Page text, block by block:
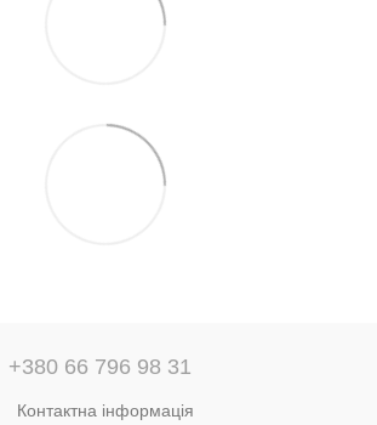
+380 66 796 98 31
Контактна інформація